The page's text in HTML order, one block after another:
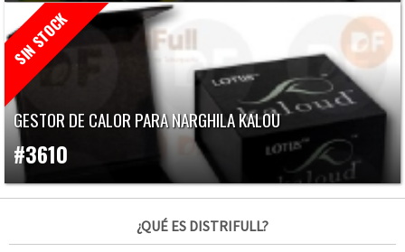
GESTOR DE CALOR PARA NARGHILA KALOU
#3610
¿QUÉ ES DISTRIFULL?